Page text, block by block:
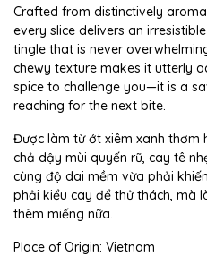
Crafted from distinctively
every slice delivers an
tingle that is never
chewy texture makes it utterly
spice to challenge you—it is a
reaching for the next bite.
Được làm từ ớt xiêm xanh thơm
chả dậy mùi quyến rũ, cay tê
cùng độ dai mềm vừa phải
phải kiểu cay để thử thách, mà
thêm miếng nữa.
Place of Origin: Vietnam